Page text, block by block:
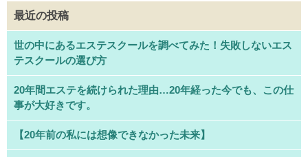
最近の投稿
世の中にあるエステスクールを調べてみた！失敗しないエス
テスクールの選び方
20年間エステを続けられた理由…20年経った今でも、この仕
事が大好きです。
【20年前の私には想像できなかった未来】